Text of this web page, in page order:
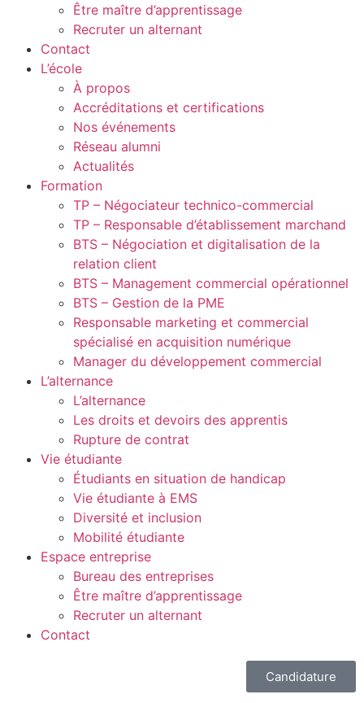
Être maître d’apprentissage
Recruter un alternant
Contact
L’école
À propos
Accréditations et certifications
Nos événements
Réseau alumni
Actualités
Formation
TP – Négociateur technico-commercial
TP – Responsable d’établissement marchand
BTS – Négociation et digitalisation de la
relation client
BTS – Management commercial opérationnel
BTS – Gestion de la PME
Responsable marketing et commercial
spécialisé en acquisition numérique
Manager du développement commercial
L’alternance
L’alternance
Les droits et devoirs des apprentis
Rupture de contrat
Vie étudiante
Étudiants en situation de handicap
Vie étudiante à EMS
Diversité et inclusion
Mobilité étudiante
Espace entreprise
Bureau des entreprises
Être maître d’apprentissage
Recruter un alternant
Contact
Candidature